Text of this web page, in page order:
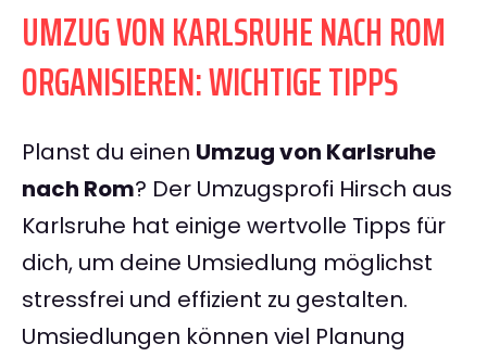
UMZUG VON KARLSRUHE NACH ROM
ORGANISIEREN: WICHTIGE TIPPS
Planst du einen Umzug von Karlsruhe
nach Rom? Der Umzugsprofi Hirsch aus
Karlsruhe hat einige wertvolle Tipps für
dich, um deine Umsiedlung möglichst
stressfrei und effizient zu gestalten.
Umsiedlungen können viel Planung